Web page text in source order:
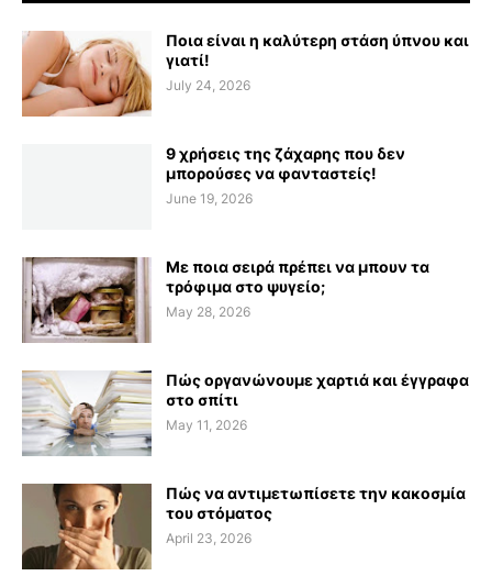
Ποια είναι η καλύτερη στάση ύπνου και
γιατί!
July 24, 2026
9 χρήσεις της ζάχαρης που δεν
μπορούσες να φανταστείς!
June 19, 2026
Με ποια σειρά πρέπει να μπουν τα
τρόφιμα στο ψυγείο;
May 28, 2026
Πώς οργανώνουμε χαρτιά και έγγραφα
στο σπίτι
May 11, 2026
Πώς να αντιμετωπίσετε την κακοσμία
του στόματος
April 23, 2026